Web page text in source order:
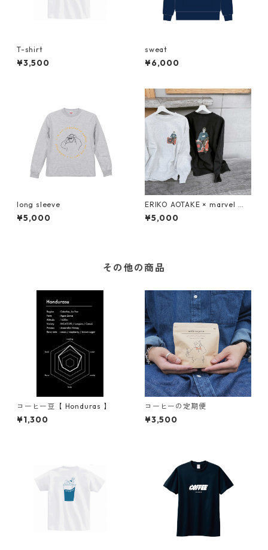
T-shirt
¥3,500
sweat
¥6,000
long sleeve
¥5,000
ERIKO AOTAKE × marvel 【s
weat】
¥5,000
その他の商品
コーヒー豆【 Honduras 】
¥1,300
コーヒーの定期便
¥3,500